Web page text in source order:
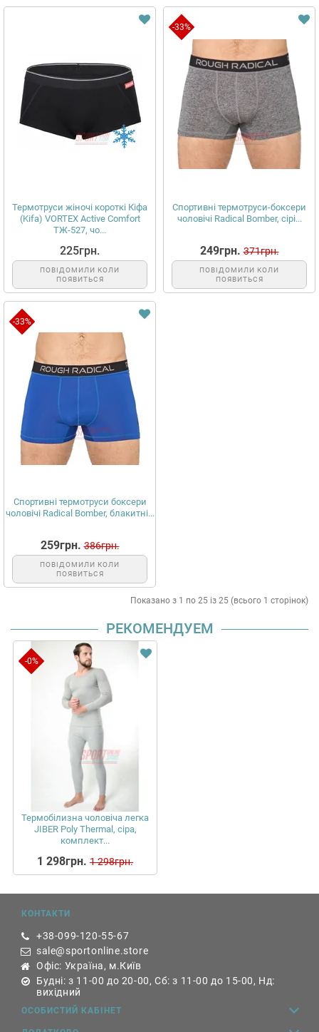
Термотруси жіночі короткі Кіфа
(Kifa) VORTEX Active Comfort
ТЖ-527, чо...
225грн.
ПОВІДОМИЛИ КОЛИ
ПОЯВИТЬСЯ
-33%
Спортивні термотруси-боксери
чоловічі Radical Bomber, сірі...
249грн. 371грн.
ПОВІДОМИЛИ КОЛИ
ПОЯВИТЬСЯ
-33%
Спортивні термотруси боксери
чоловічі Radical Bomber, блакитні...
259грн. 386грн.
ПОВІДОМИЛИ КОЛИ
ПОЯВИТЬСЯ
Показано з 1 по 25 із 25 (всього 1 сторінок)
РЕКОМЕНДУЕМ
-0%
Термобілизна чоловіча легка
JIBER Poly Thermal, сіра,
комплект...
1 298грн. 1 298грн.
КОНТАКТИ
+38-099-120-55-67
sale@sportonline.store
Офіс: Україна, м.Київ
Будні: з 11-00 до 20-00, Сб: з 11-00 до 15-00, Нд:
вихідний
ОСОБИСТИЙ КАБІНЕТ